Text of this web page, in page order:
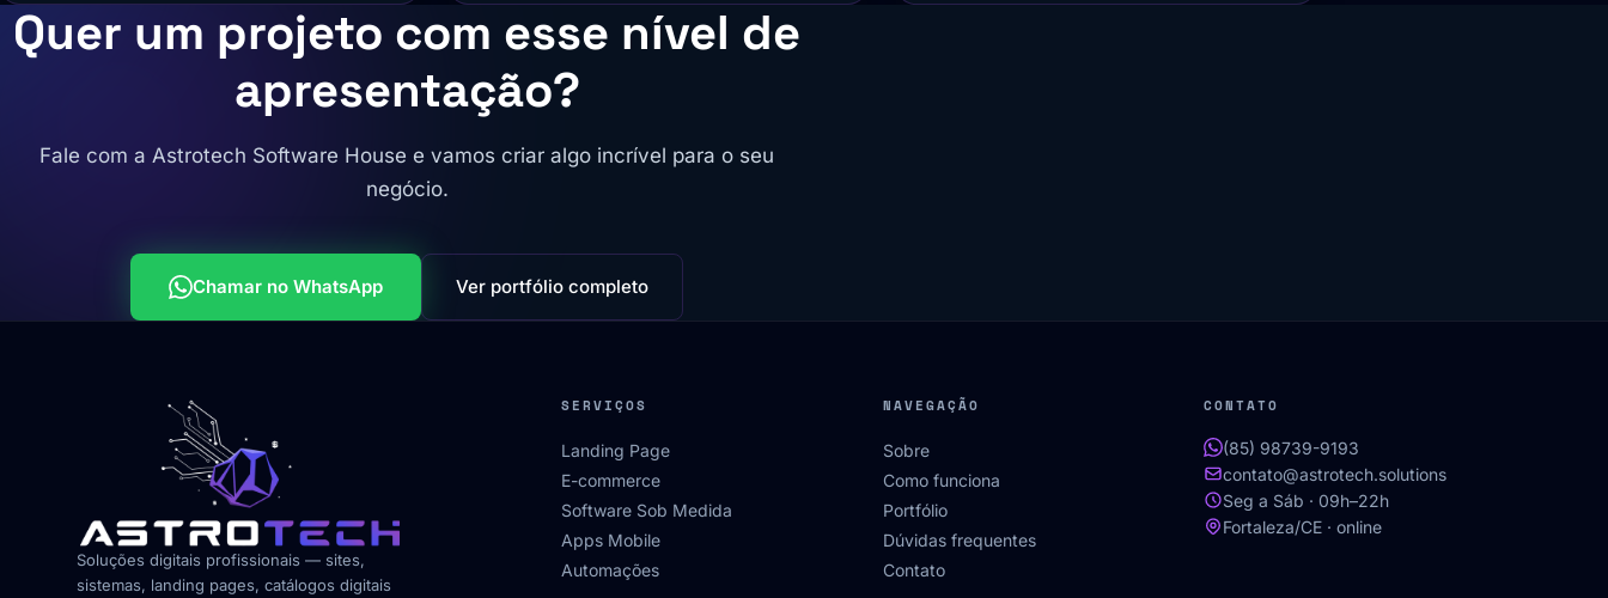
Quer um projeto com esse nível de
apresentação?
Fale com a Astrotech Software House e vamos criar algo incrível para o seu
negócio.
Chamar no WhatsApp Ver portfólio completo
Soluções digitais profissionais — sites,
sistemas, landing pages, catálogos digitais
SERVIÇOS
Landing Page
E-commerce
Software Sob Medida
Apps Mobile
Automações
NAVEGAÇÃO
Sobre
Como funciona
Portfólio
Dúvidas frequentes
Contato
CONTATO
(85) 98739-9193
contato@astrotech.solutions
Seg a Sáb · 09h–22h
Fortaleza/CE · online